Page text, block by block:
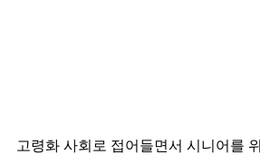
고령화 사회로 접어들면서 시니어를 위